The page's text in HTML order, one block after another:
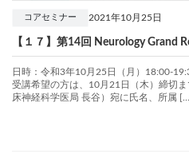
2021年10月25日
コアセミナー
【１７】第14回 Neurology Grand
日時：令和3年10月25日（月）18:00-
受講希望の方は、10月21日（木）締切
床神経科学医局 長谷）宛に氏名、所属